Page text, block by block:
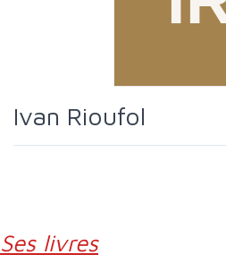
Ivan Rioufol
Ses livres